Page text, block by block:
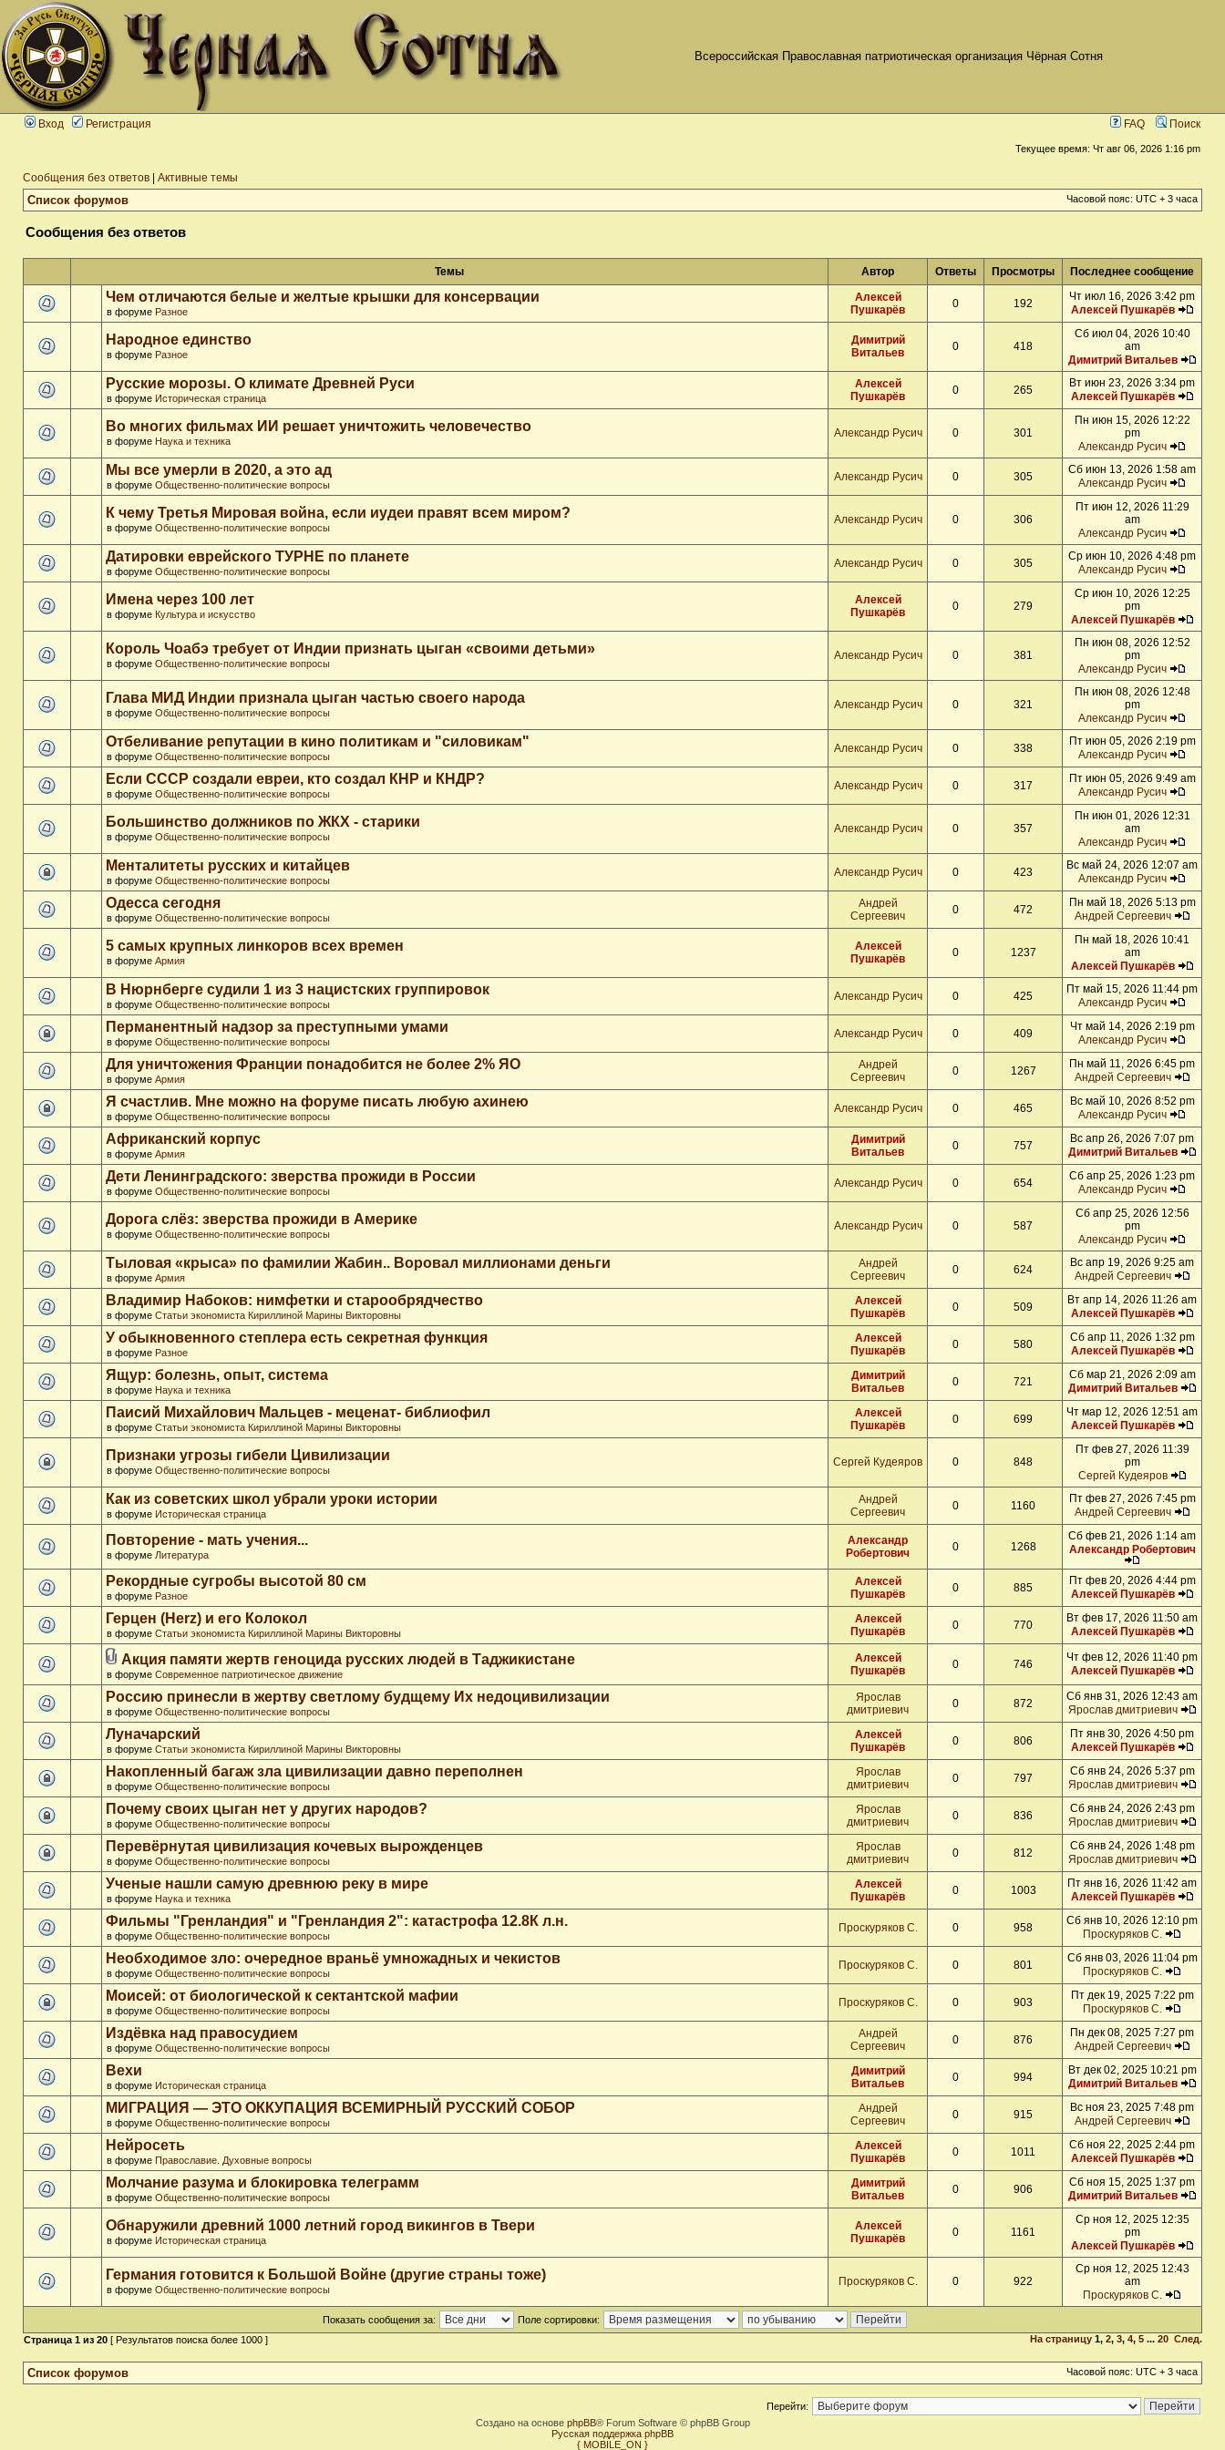
Всероссийская Православная патриотическая организация Чёрная Сотня
Вход Регистрация FAQ Поиск
Текущее время: Чт авг 06, 2026 1:16 pm
Сообщения без ответов Активные темы
Список форумов Часовой пояс: UTC + 3 часа
Сообщения без ответов
Темы Автор Ответы Просмотры Последнее сообщение
Чем отличаются белые и желтые крышки для консервации
в форуме Разное
Алексей
Пушкарёв
0 192
Чт июл 16, 2026 3:42 pm
Алексей Пушкарёв
Народное единство
в форуме Разное
Димитрий
Витальев
0 418
Сб июл 04, 2026 10:40
am
Димитрий Витальев
Русские морозы. О климате Древней Руси
в форуме Историческая страница
Алексей
Пушкарёв
0 265
Вт июн 23, 2026 3:34 pm
Алексей Пушкарёв
Во многих фильмах ИИ решает уничтожить человечество
в форуме Наука и техника
Александр Русич 0 301
Пн июн 15, 2026 12:22
pm
Александр Русич
Мы все умерли в 2020, а это ад
в форуме Общественно-политические вопросы
Александр Русич 0 305
Сб июн 13, 2026 1:58 am
Александр Русич
К чему Третья Мировая война, если иудеи правят всем миром?
в форуме Общественно-политические вопросы
Александр Русич 0 306
Пт июн 12, 2026 11:29
am
Александр Русич
Датировки еврейского ТУРНЕ по планете
в форуме Общественно-политические вопросы
Александр Русич 0 305
Ср июн 10, 2026 4:48 pm
Александр Русич
Имена через 100 лет
в форуме Культура и искусство
Алексей
Пушкарёв
0 279
Ср июн 10, 2026 12:25
pm
Алексей Пушкарёв
Король Чоабэ требует от Индии признать цыган «своими детьми»
в форуме Общественно-политические вопросы
Александр Русич 0 381
Пн июн 08, 2026 12:52
pm
Александр Русич
Глава МИД Индии признала цыган частью своего народа
в форуме Общественно-политические вопросы
Александр Русич 0 321
Пн июн 08, 2026 12:48
pm
Александр Русич
Отбеливание репутации в кино политикам и "силовикам"
в форуме Общественно-политические вопросы
Александр Русич 0 338
Пт июн 05, 2026 2:19 pm
Александр Русич
Если СССР создали евреи, кто создал КНР и КНДР?
в форуме Общественно-политические вопросы
Александр Русич 0 317
Пт июн 05, 2026 9:49 am
Александр Русич
Большинство должников по ЖКХ - старики
в форуме Общественно-политические вопросы
Александр Русич 0 357
Пн июн 01, 2026 12:31
am
Александр Русич
Менталитеты русских и китайцев
в форуме Общественно-политические вопросы
Александр Русич 0 423
Вс май 24, 2026 12:07 am
Александр Русич
Одесса сегодня
в форуме Общественно-политические вопросы
Андрей
Сергеевич
0 472
Пн май 18, 2026 5:13 pm
Андрей Сергеевич
5 самых крупных линкоров всех времен
в форуме Армия
Алексей
Пушкарёв
0 1237
Пн май 18, 2026 10:41
am
Алексей Пушкарёв
В Нюрнберге судили 1 из 3 нацистских группировок
в форуме Общественно-политические вопросы
Александр Русич 0 425
Пт май 15, 2026 11:44 pm
Александр Русич
Перманентный надзор за преступными умами
в форуме Общественно-политические вопросы
Александр Русич 0 409
Чт май 14, 2026 2:19 pm
Александр Русич
Для уничтожения Франции понадобится не более 2% ЯО
в форуме Армия
Андрей
Сергеевич
0 1267
Пн май 11, 2026 6:45 pm
Андрей Сергеевич
Я счастлив. Мне можно на форуме писать любую ахинею
в форуме Общественно-политические вопросы
Александр Русич 0 465
Вс май 10, 2026 8:52 pm
Александр Русич
Африканский корпус
в форуме Армия
Димитрий
Витальев
0 757
Вс апр 26, 2026 7:07 pm
Димитрий Витальев
Дети Ленинградского: зверства прожиди в России
в форуме Общественно-политические вопросы
Александр Русич 0 654
Сб апр 25, 2026 1:23 pm
Александр Русич
Дорога слёз: зверства прожиди в Америке
в форуме Общественно-политические вопросы
Александр Русич 0 587
Сб апр 25, 2026 12:56
pm
Александр Русич
Тыловая «крыса» по фамилии Жабин.. Воровал миллионами деньги
в форуме Армия
Андрей
Сергеевич
0 624
Вс апр 19, 2026 9:25 am
Андрей Сергеевич
Владимир Набоков: нимфетки и старообрядчество
в форуме Статьи экономиста Кириллиной Марины Викторовны
Алексей
Пушкарёв
0 509
Вт апр 14, 2026 11:26 am
Алексей Пушкарёв
У обыкновенного степлера есть секретная функция
в форуме Разное
Алексей
Пушкарёв
0 580
Сб апр 11, 2026 1:32 pm
Алексей Пушкарёв
Ящур: болезнь, опыт, система
в форуме Наука и техника
Димитрий
Витальев
0 721
Сб мар 21, 2026 2:09 am
Димитрий Витальев
Паисий Михайлович Мальцев - меценат- библиофил
в форуме Статьи экономиста Кириллиной Марины Викторовны
Алексей
Пушкарёв
0 699
Чт мар 12, 2026 12:51 am
Алексей Пушкарёв
Признаки угрозы гибели Цивилизации
в форуме Общественно-политические вопросы
Сергей Кудеяров 0 848
Пт фев 27, 2026 11:39
pm
Сергей Кудеяров
Как из советских школ убрали уроки истории
в форуме Историческая страница
Андрей
Сергеевич
0 1160
Пт фев 27, 2026 7:45 pm
Андрей Сергеевич
Повторение - мать учения...
в форуме Литература
Александр
Робертович
0 1268
Сб фев 21, 2026 1:14 am
Александр Робертович
Рекордные сугробы высотой 80 см
в форуме Разное
Алексей
Пушкарёв
0 885
Пт фев 20, 2026 4:44 pm
Алексей Пушкарёв
Герцен (Herz) и его Колокол
в форуме Статьи экономиста Кириллиной Марины Викторовны
Алексей
Пушкарёв
0 770
Вт фев 17, 2026 11:50 am
Алексей Пушкарёв
Акция памяти жертв геноцида русских людей в Таджикистане
в форуме Современное патриотическое движение
Алексей
Пушкарёв
0 746
Чт фев 12, 2026 11:40 pm
Алексей Пушкарёв
Россию принесли в жертву светлому будщему Их недоцивилизации
в форуме Общественно-политические вопросы
Ярослав
дмитриевич
0 872
Сб янв 31, 2026 12:43 am
Ярослав дмитриевич
Луначарский
в форуме Статьи экономиста Кириллиной Марины Викторовны
Алексей
Пушкарёв
0 806
Пт янв 30, 2026 4:50 pm
Алексей Пушкарёв
Накопленный багаж зла цивилизации давно переполнен
в форуме Общественно-политические вопросы
Ярослав
дмитриевич
0 797
Сб янв 24, 2026 5:37 pm
Ярослав дмитриевич
Почему своих цыган нет у других народов?
в форуме Общественно-политические вопросы
Ярослав
дмитриевич
0 836
Сб янв 24, 2026 2:43 pm
Ярослав дмитриевич
Перевёрнутая цивилизация кочевых вырожденцев
в форуме Общественно-политические вопросы
Ярослав
дмитриевич
0 812
Сб янв 24, 2026 1:48 pm
Ярослав дмитриевич
Ученые нашли самую древнюю реку в мире
в форуме Наука и техника
Алексей
Пушкарёв
0 1003
Пт янв 16, 2026 11:42 am
Алексей Пушкарёв
Фильмы "Гренландия" и "Гренландия 2": катастрофа 12.8К л.н.
в форуме Общественно-политические вопросы
Проскуряков С. 0 958
Сб янв 10, 2026 12:10 pm
Проскуряков С.
Необходимое зло: очередное враньё умножадных и чекистов
в форуме Общественно-политические вопросы
Проскуряков С. 0 801
Сб янв 03, 2026 11:04 pm
Проскуряков С.
Моисей: от биологической к сектантской мафии
в форуме Общественно-политические вопросы
Проскуряков С. 0 903
Пт дек 19, 2025 7:22 pm
Проскуряков С.
Издёвка над правосудием
в форуме Общественно-политические вопросы
Андрей
Сергеевич
0 876
Пн дек 08, 2025 7:27 pm
Андрей Сергеевич
Вехи
в форуме Историческая страница
Димитрий
Витальев
0 994
Вт дек 02, 2025 10:21 pm
Димитрий Витальев
МИГРАЦИЯ — ЭТО ОККУПАЦИЯ ВСЕМИРНЫЙ РУССКИЙ СОБОР
в форуме Общественно-политические вопросы
Андрей
Сергеевич
0 915
Вс ноя 23, 2025 7:48 pm
Андрей Сергеевич
Нейросеть
в форуме Православие. Духовные вопросы
Алексей
Пушкарёв
0 1011
Сб ноя 22, 2025 2:44 pm
Алексей Пушкарёв
Молчание разума и блокировка телеграмм
в форуме Общественно-политические вопросы
Димитрий
Витальев
0 906
Сб ноя 15, 2025 1:37 pm
Димитрий Витальев
Обнаружили древний 1000 летний город викингов в Твери
в форуме Историческая страница
Алексей
Пушкарёв
0 1161
Ср ноя 12, 2025 12:35
pm
Алексей Пушкарёв
Германия готовится к Большой Войне (другие страны тоже)
в форуме Общественно-политические вопросы
Проскуряков С. 0 922
Ср ноя 12, 2025 12:43
am
Проскуряков С.
Показать сообщения за:
Поле сортировки:
Страница 1 из 20 [ Результатов поиска более 1000 ] На страницу 1, 2, 3, 4, 5 ... 20 След.
Список форумов Часовой пояс: UTC + 3 часа
Перейти:
Создано на основе phpBB® Forum Software © phpBB Group
Русская поддержка phpBB
{ MOBILE_ON }